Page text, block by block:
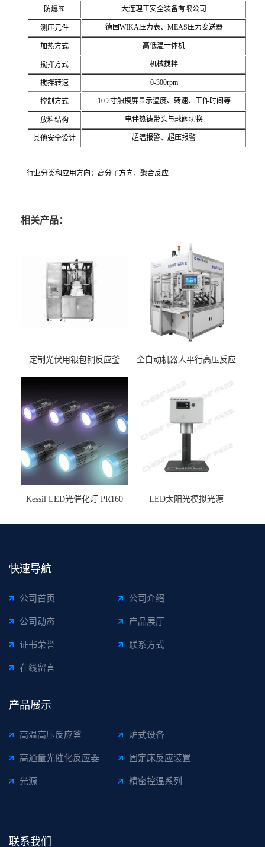
防爆阀 大连理工安全装备有限公司
测压元件 德国WIKA压力表、MEAS压力变送器
加热方式 高低温一体机
搅拌方式 机械搅拌
搅拌转速 0-300rpm
控制方式 10.2寸触摸屏显示温度、转速、工作时间等
放料结构 电伴热铸带头与球阀切换
其他安全设计 超温报警、超压报警
行业分类和应用方向：高分子方向，聚合反应
相关产品：
定制光伏用银包铜反应釜
全自动机器人平行高压反应
Kessil LED光催化灯 PR160 LED太阳光模拟光源
快速导航
公司首页 公司介绍
公司动态 产品展厅
证书荣誉 联系方式
在线留言
产品展示
高温高压反应釜 炉式设备
高通量光催化反应器 固定床反应装置
光源 精密控温系列
联系我们